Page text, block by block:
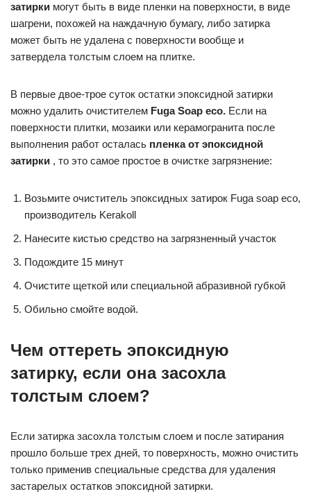
затирки могут быть в виде пленки на поверхности, в виде
шагрени, похожей на наждачную бумагу, либо затирка
может быть не удалена с поверхности вообще и
затвердела толстым слоем на плитке.
В первые двое-трое суток остатки эпоксидной затирки
можно удалить очистителем Fuga Soap eco. Если на
поверхности плитки, мозаики или керамогранита после
выполнения работ осталась пленка от эпоксидной
затирки , то это самое простое в очистке загрязнение:
Возьмите очиститель эпоксидных затирок Fuga soap eco,
производитель Kerakoll
Нанесите кистью средство на загрязненный участок
Подождите 15 минут
Очистите щеткой или специальной абразивной губкой
Обильно смойте водой.
Чем оттереть эпоксидную
затирку, если она засохла
толстым слоем?
Если затирка засохла толстым слоем и после затирания
прошло больше трех дней, то поверхность, можно очистить
только применив специальные средства для удаления
застарелых остатков эпоксидной затирки.